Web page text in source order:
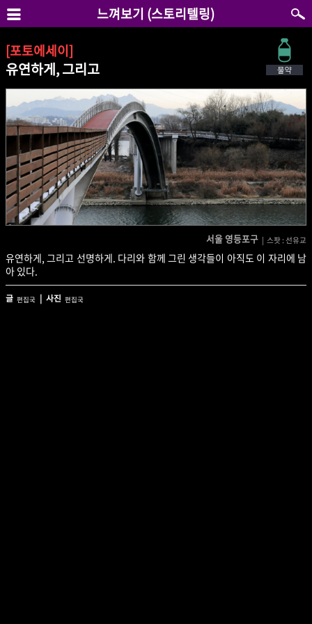
느껴보기 (스토리텔링)
[포토에세이]
유연하게, 그리고
서울 영등포구 | 스팟 : 선유교
유연하게, 그리고 선명하게. 다리와 함께 그린 생각들이 아직도 이 자리에 남
아 있다.
글 편집국 | 사진 편집국